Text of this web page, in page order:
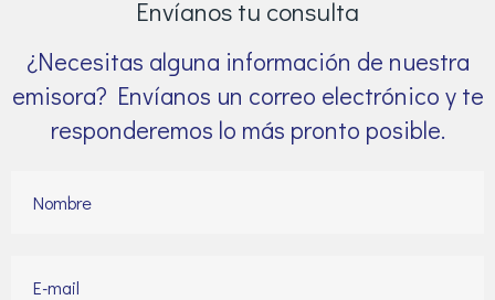
Envíanos tu consulta
¿Necesitas alguna información de nuestra
emisora? Envíanos un correo electrónico y te
responderemos lo más pronto posible.